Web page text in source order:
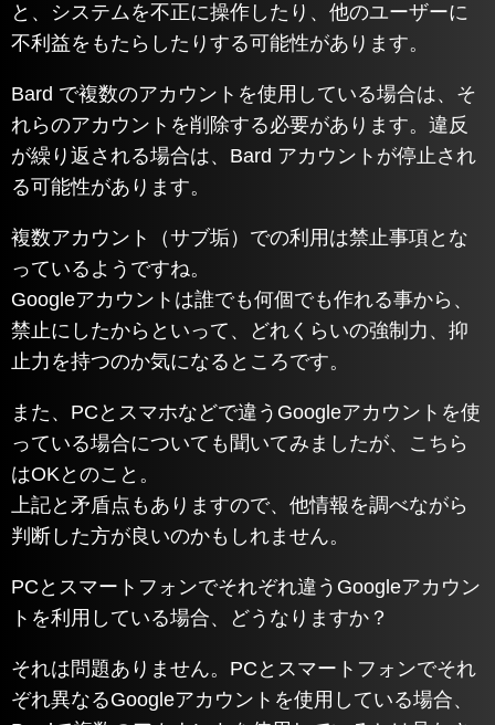
と、システムを不正に操作したり、他のユーザーに
不利益をもたらしたりする可能性があります。
Bard で複数のアカウントを使用している場合は、そ
れらのアカウントを削除する必要があります。違反
が繰り返される場合は、Bard アカウントが停止され
る可能性があります。
複数アカウント（サブ垢）での利用は禁止事項とな
っているようですね。
Googleアカウントは誰でも何個でも作れる事から、
禁止にしたからといって、どれくらいの強制力、抑
止力を持つのか気になるところです。
また、PCとスマホなどで違うGoogleアカウントを使
っている場合についても聞いてみましたが、こちら
はOKとのこと。
上記と矛盾点もありますので、他情報を調べながら
判断した方が良いのかもしれません。
PCとスマートフォンでそれぞれ違うGoogleアカウン
トを利用している場合、どうなりますか？
それは問題ありません。PCとスマートフォンでそれ
ぞれ異なるGoogleアカウントを使用している場合、